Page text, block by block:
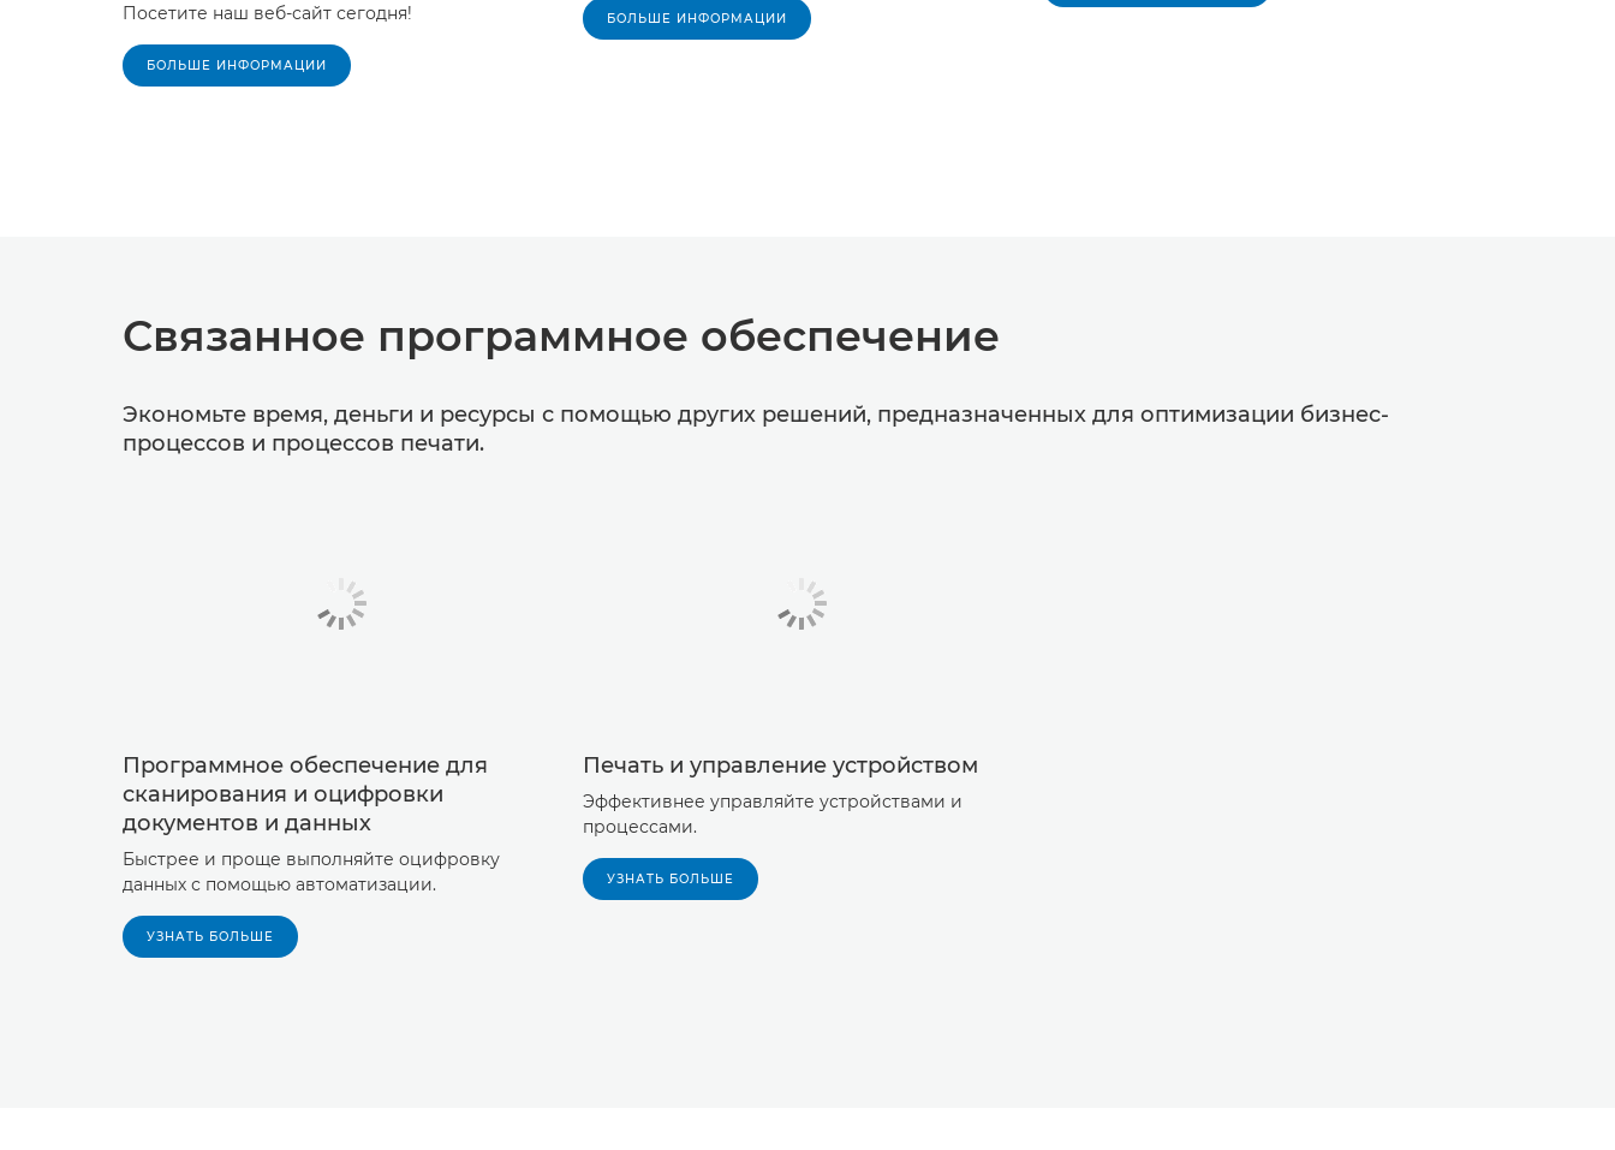
Посетите наш веб-сайт сегодня!
БОЛЬШЕ ИНФОРМАЦИИ
БОЛЬШЕ ИНФОРМАЦИИ
Связанное программное обеспечение
Экономьте время, деньги и ресурсы с помощью других решений, предназначенных для оптимизации бизнес-
процессов и процессов печати.
Программное обеспечение для
сканирования и оцифровки
документов и данных
Быстрее и проще выполняйте оцифровку
данных с помощью автоматизации.
УЗНАТЬ БОЛЬШЕ
Печать и управление устройством
Эффективнее управляйте устройствами и
процессами.
УЗНАТЬ БОЛЬШЕ